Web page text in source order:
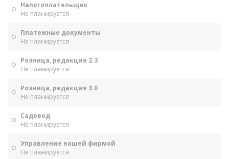
Налогоплательщик
Не планируется
Платежные документы
Не планируется
Розница, редакция 2.3
Не планируется
Розница, редакция 3.0
Не планируется
Садовод
Не планируется
Управление нашей фирмой
Не планируется